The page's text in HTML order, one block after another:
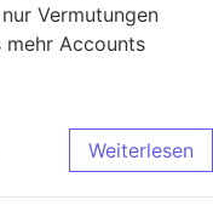
Vermutungen
mehr Accounts
Weiterlesen